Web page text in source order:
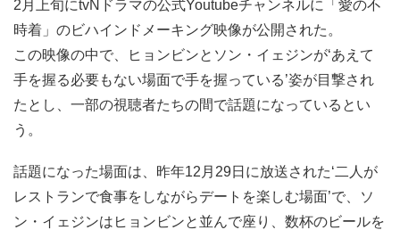
2月上旬にtvNドラマの公式Youtubeチャンネルに「愛の不
時着」のビハインドメーキング映像が公開された。
この映像の中で、ヒョンビンとソン・イェジンが‘あえて
手を握る必要もない場面で手を握っている’姿が目撃され
たとし、一部の視聴者たちの間で話題になっているとい
う。
話題になった場面は、昨年12月29日に放送された‘二人が
レストランで食事をしながらデートを楽しむ場面’で、ソ
ン・イェジンはヒョンビンと並んで座り、数杯のビールを